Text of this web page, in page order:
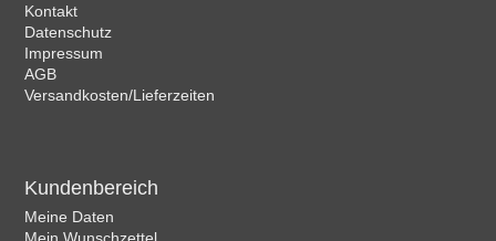
Kontakt
Datenschutz
Impressum
AGB
Versandkosten/Lieferzeiten
Kundenbereich
Meine Daten
Mein Wunschzettel